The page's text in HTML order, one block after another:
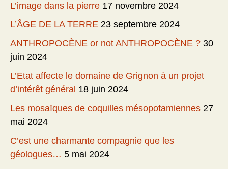
L’image dans la pierre 17 novembre 2024
L’ÂGE DE LA TERRE 23 septembre 2024
ANTHROPOCÈNE or not ANTHROPOCÈNE ? 30
juin 2024
L’Etat affecte le domaine de Grignon à un projet
d’intérêt général 18 juin 2024
Les mosaïques de coquilles mésopotamiennes 27
mai 2024
C’est une charmante compagnie que les
géologues… 5 mai 2024